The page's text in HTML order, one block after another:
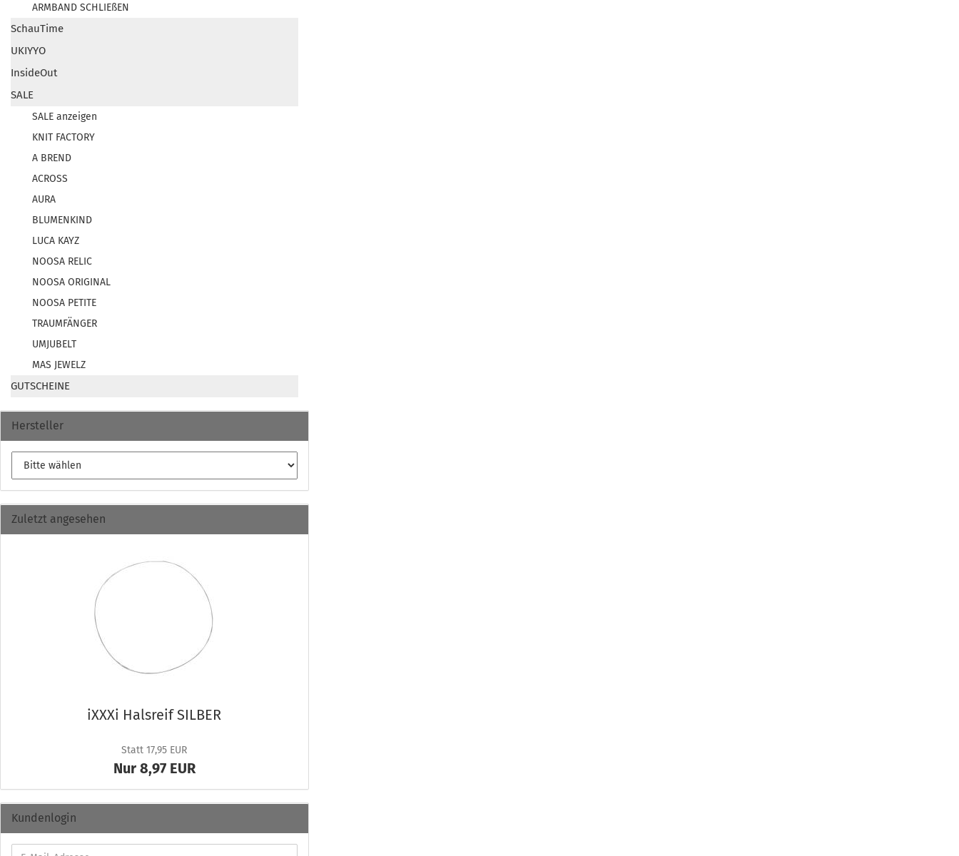
ARMBAND SCHLIEßEN
SchauTime
UKIYYO
InsideOut
SALE
SALE anzeigen
KNIT FACTORY
A BREND
ACROSS
AURA
BLUMENKIND
LUCA KAYZ
NOOSA RELIC
NOOSA ORIGINAL
NOOSA PETITE
TRAUMFÄNGER
UMJUBELT
MAS JEWELZ
GUTSCHEINE
Hersteller
Zuletzt angesehen
iXXXi Hals­reif SIL­BER
Statt 17,95 EUR
Nur 8,97 EUR
Kundenlogin